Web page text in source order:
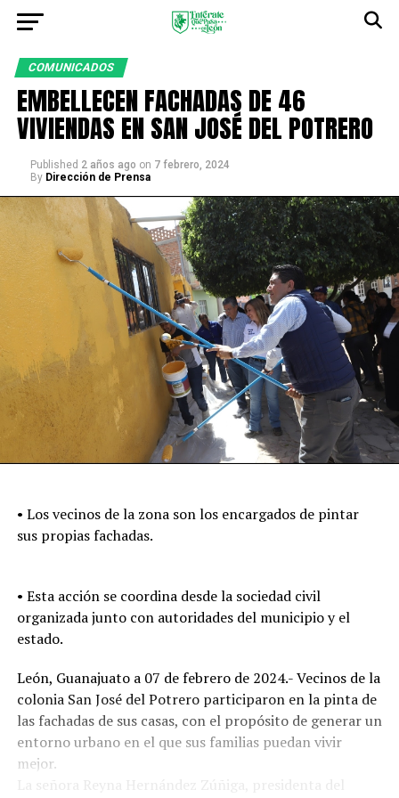
COMUNICADOS
EMBELLECEN FACHADAS DE 46
VIVIENDAS EN SAN JOSÉ DEL POTRERO
Published 2 años ago on 7 febrero, 2024
By Dirección de Prensa
• Los vecinos de la zona son los encargados de pintar
sus propias fachadas.
• Esta acción se coordina desde la sociedad civil
organizada junto con autoridades del municipio y el
estado.
León, Guanajuato a 07 de febrero de 2024.- Vecinos de la
colonia San José del Potrero participaron en la pinta de
las fachadas de sus casas, con el propósito de generar un
entorno urbano en el que sus familias puedan vivir
mejor.